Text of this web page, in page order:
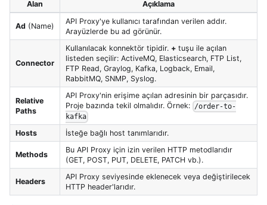
Alan Açıklama
Ad (Name)
API Proxy'ye kullanıcı tarafından verilen addır.
Arayüzlerde bu ad görünür.
Connector
Kullanılacak konnektör tipidir. +tuşu ile açılan
listeden seçilir: ActiveMQ, Elasticsearch, FTP List,
FTP Read, Graylog, Kafka, Logback, Email,
RabbitMQ, SNMP, Syslog.
Relative
Paths
API Proxy'nin erişime açılan adresinin bir parçasıdır.
Proje bazında tekil olmalıdır. Örnek: /order-to-
kafka
Hosts İsteğe bağlı host tanımlarıdır.
Methods
Bu API Proxy için izin verilen HTTP metodlarıdır
(GET, POST, PUT, DELETE, PATCH vb.).
Headers
API Proxy seviyesinde eklenecek veya değiştirilecek
HTTP header'larıdır.